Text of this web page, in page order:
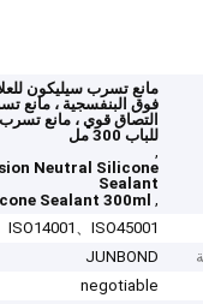
مانع تسرب سيليكون
فوق البنفسجية ، مانع
التصاق قوي ، مانع
للباب 300 مل
,
Neutral Silicone
Sealant
,
Sealant 300ml
ISO14001、ISO45001
JUNBOND
negotiable